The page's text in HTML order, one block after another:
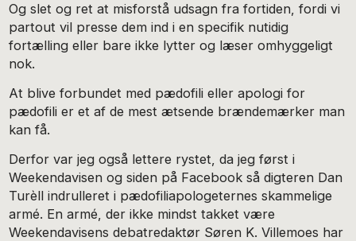
Og slet og ret at misforstå udsagn fra fortiden, fordi vi
partout vil presse dem ind i en specifik nutidig
fortælling eller bare ikke lytter og læser omhyggeligt
nok.
At blive forbundet med pædofili eller apologi for
pædofili er et af de mest ætsende brændemærker man
kan få.
Derfor var jeg også lettere rystet, da jeg først i
Weekendavisen og siden på Facebook så digteren Dan
Turèll indrulleret i pædofiliapologeternes skammelige
armé. En armé, der ikke mindst takket være
Weekendavisens debatredaktør Søren K. Villemoes har